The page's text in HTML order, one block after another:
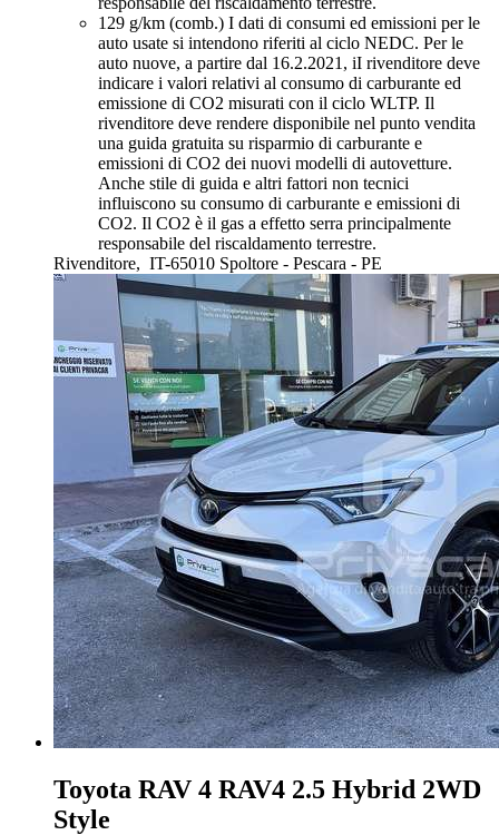
129 g/km (comb.) I dati di consumi ed emissioni per le
auto usate si intendono riferiti al ciclo NEDC. Per le
auto nuove, a partire dal 16.2.2021, iI rivenditore deve
indicare i valori relativi al consumo di carburante ed
emissione di CO2 misurati con il ciclo WLTP. Il
rivenditore deve rendere disponibile nel punto vendita
una guida gratuita su risparmio di carburante e
emissioni di CO2 dei nuovi modelli di autovetture.
Anche stile di guida e altri fattori non tecnici
influiscono su consumo di carburante e emissioni di
CO2. Il CO2 è il gas a effetto serra principalmente
responsabile del riscaldamento terrestre.
Rivenditore, IT-65010 Spoltore - Pescara - PE
Toyota RAV 4 RAV4 2.5 Hybrid 2WD
Style